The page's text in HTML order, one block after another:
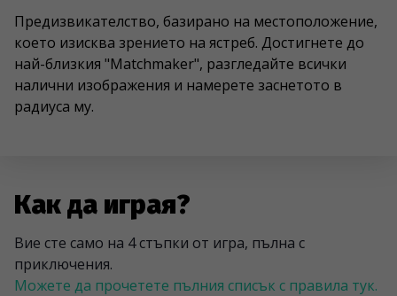
Предизвикателство, базирано на местоположение,
което изисква зрението на ястреб. Достигнете до
най-близкия "Matchmaker", разгледайте всички
налични изображения и намерете заснетото в
радиуса му.
Как да играя?
Вие сте само на 4 стъпки от игра, пълна с
приключения.
Можете да прочетете пълния списък с правила тук.